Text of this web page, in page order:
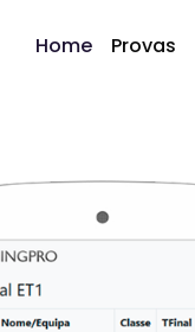
Home Provas